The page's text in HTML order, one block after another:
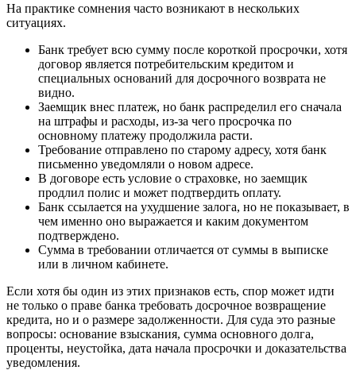
На практике сомнения часто возникают в нескольких
ситуациях.
Банк требует всю сумму после короткой просрочки, хотя
договор является потребительским кредитом и
специальных оснований для досрочного возврата не
видно.
Заемщик внес платеж, но банк распределил его сначала
на штрафы и расходы, из-за чего просрочка по
основному платежу продолжила расти.
Требование отправлено по старому адресу, хотя банк
письменно уведомляли о новом адресе.
В договоре есть условие о страховке, но заемщик
продлил полис и может подтвердить оплату.
Банк ссылается на ухудшение залога, но не показывает, в
чем именно оно выражается и каким документом
подтверждено.
Сумма в требовании отличается от суммы в выписке
или в личном кабинете.
Если хотя бы один из этих признаков есть, спор может идти
не только о праве банка требовать досрочное возвращение
кредита, но и о размере задолженности. Для суда это разные
вопросы: основание взыскания, сумма основного долга,
проценты, неустойка, дата начала просрочки и доказательства
уведомления.